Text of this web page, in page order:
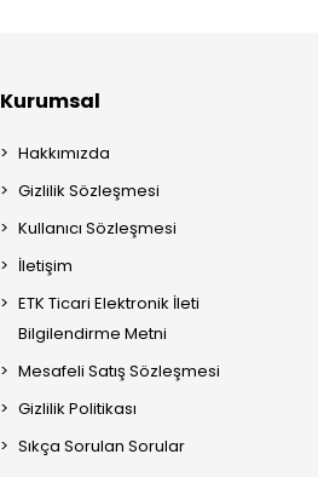
Kurumsal
Hakkımızda
Gizlilik Sözleşmesi
Kullanıcı Sözleşmesi
İletişim
ETK Ticari Elektronik İleti
Bilgilendirme Metni
Mesafeli Satış Sözleşmesi
Gizlilik Politikası
Sıkça Sorulan Sorular